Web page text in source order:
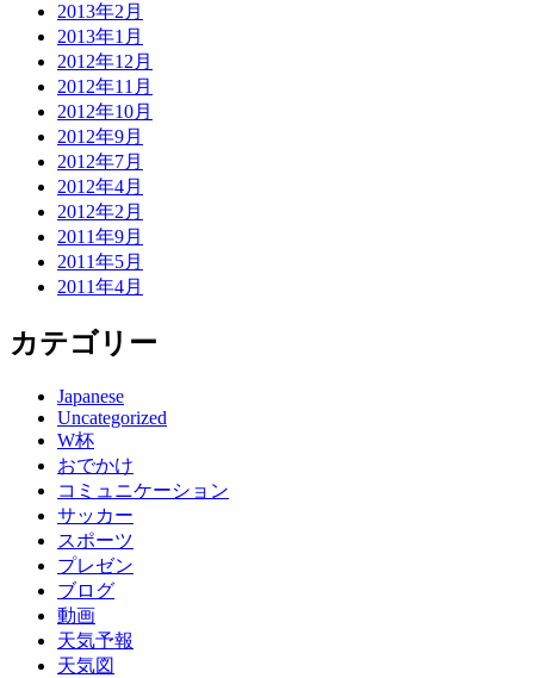
2013年2月
2013年1月
2012年12月
2012年11月
2012年10月
2012年9月
2012年7月
2012年4月
2012年2月
2011年9月
2011年5月
2011年4月
カテゴリー
Japanese
Uncategorized
W杯
おでかけ
コミュニケーション
サッカー
スポーツ
プレゼン
ブログ
動画
天気予報
天気図